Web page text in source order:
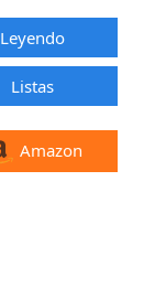
Leyendo
Listas
Amazon